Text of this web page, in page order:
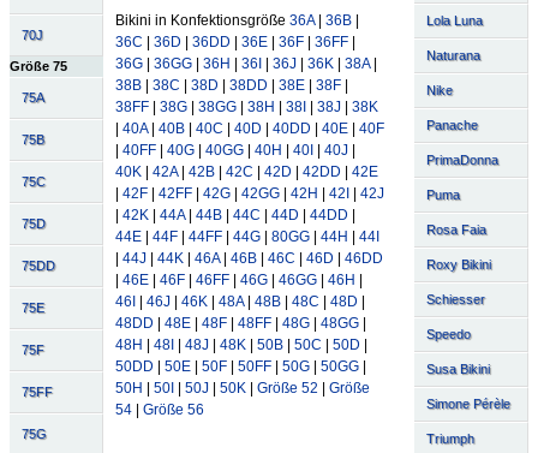
70J
Größe 75
75A
75B
75C
75D
75DD
75E
75F
75FF
75G
Lola Luna
Naturana
Nike
Panache
PrimaDonna
Puma
Rosa Faia
Roxy Bikini
Schiesser
Speedo
Susa Bikini
Simone Pérèle
Triumph
Bikini in Konfektionsgröße 36A| 36B|
36C | 36D | 36DD | 36E| 36F| 36FF|
36G| 36GG| 36H | 36I| 36J| 36K | 38A|
38B| 38C | 38D | 38DD | 38E| 38F|
38FF| 38G| 38GG| 38H | 38I| 38J| 38K
| 40A| 40B| 40C | 40D | 40DD | 40E| 40F
| 40FF| 40G| 40GG| 40H | 40I| 40J|
40K | 42A| 42B| 42C | 42D | 42DD | 42E
| 42F| 42FF| 42G| 42GG| 42H | 42I| 42J
| 42K | 44A| 44B| 44C | 44D | 44DD |
44E| 44F| 44FF| 44G| 80GG| 44H | 44I
| 44J| 44K | 46A| 46B| 46C | 46D | 46DD
| 46E| 46F| 46FF| 46G| 46GG| 46H |
46I| 46J| 46K | 48A| 48B| 48C | 48D |
48DD | 48E| 48F| 48FF| 48G| 48GG|
48H | 48I| 48J| 48K | 50B| 50C | 50D |
50DD | 50E| 50F| 50FF| 50G| 50GG|
50H | 50I| 50J| 50K | Größe 52 | Größe
54| Größe 56